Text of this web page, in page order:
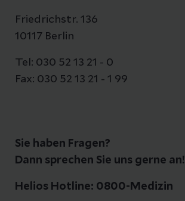
Friedrichstr. 136
10117 Berlin
Tel: 030 52 13 21 - 0
Fax: 030 52 13 21 - 1 99
Sie haben Fragen?
Dann sprechen Sie uns gerne an!
Helios Hotline: 0800-Medizin